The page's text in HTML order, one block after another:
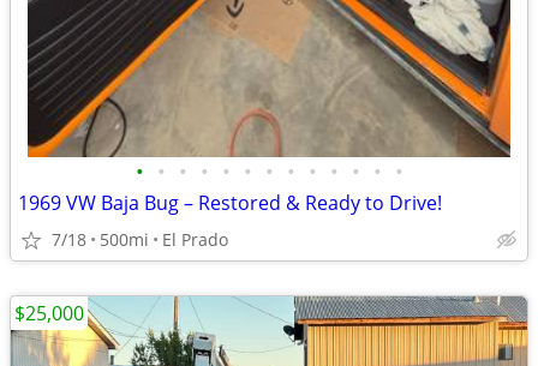
• • • • • • • • • • • • •
1969 VW Baja Bug – Restored & Ready to Drive!
7/18 500mi El Prado
$25,000